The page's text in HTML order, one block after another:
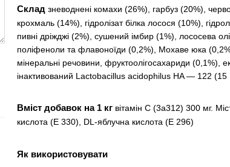
Склад зневоднені комахи (26%), гарбуз (20%),
крохмаль (14%), гідролізат білка лосося (10%),
пивні дріжджі (2%), сушений імбир (1%), лососева
поліфеноли та флавоноїди (0,2%), Мохаве юка
мінеральні речовини, фруктоолігосахариди (0,1%),
інактивований Lactobacillus acidophilus HA — 122 (15
Вміст добавок на 1 кг вітамін С (3a312) 300 мг.
кислота (E 330), DL-яблучна кислота (E 296)
Як використовувати